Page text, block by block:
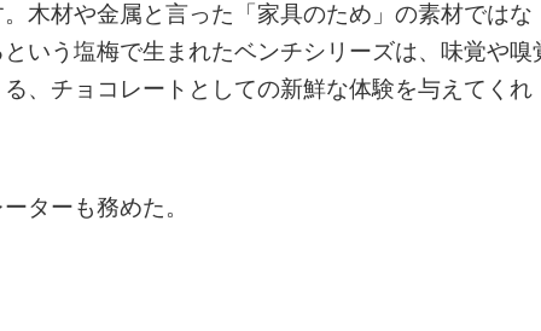
木材や金属と言った「家具のため」の素材ではな
いう塩梅で生まれたベンチシリーズは、味覚や嗅
、チョコレートとしての新鮮な体験を与えてくれ
ターも務めた。